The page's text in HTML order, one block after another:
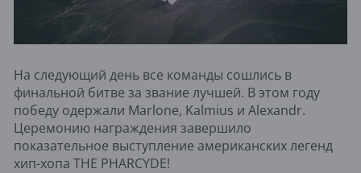
На следующий день все команды сошлись в
финальной битве за звание лучшей. В этом году
победу одержали Marlone, Kalmius и Alexandr.
Церемонию награждения завершило
показательное выступление американских легенд
хип-хопа THE PHARCYDE!